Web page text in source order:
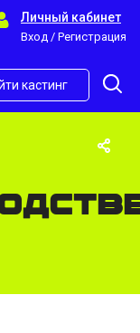
Личный кабинет
Вход / Регистрация
кастинг